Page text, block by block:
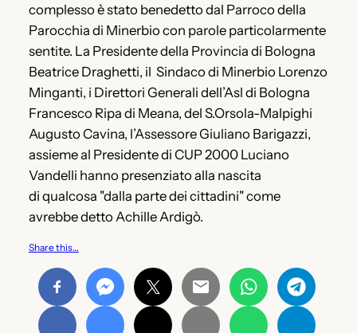
complesso è stato benedetto dal Parroco della
Parocchia di Minerbio con parole particolarmente
sentite. La Presidente della Provincia di Bologna
Beatrice Draghetti, il Sindaco di Minerbio Lorenzo
Minganti, i Direttori Generali dell’Asl di Bologna
Francesco Ripa di Meana, del S.Orsola-Malpighi
Augusto Cavina, l’Assessore Giuliano Barigazzi,
assieme al Presidente di CUP 2000 Luciano
Vandelli hanno presenziato alla nascita
di qualcosa "dalla parte dei cittadini" come
avrebbe detto Achille Ardigò.
Share this…